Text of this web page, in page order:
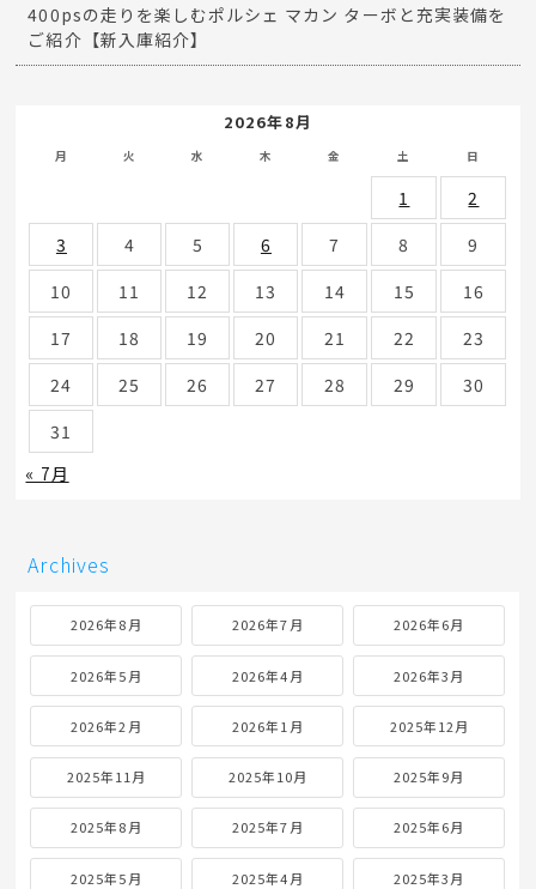
400psの走りを楽しむポルシェ マカン ターボと充実装備を
ご紹介【新入庫紹介】
2026年8月
月 火 水 木 金 土 日
1
2
3
4 5 6 7 8
9
10
11 12 13 14 15
16
17
18 19 20 21 22
23
24
25 26 27 28 29
30
31
« 7月
Archives
2026年8月 2026年7月 2026年6月
2026年5月 2026年4月 2026年3月
2026年2月 2026年1月 2025年12月
2025年11月 2025年10月 2025年9月
2025年8月 2025年7月 2025年6月
2025年5月 2025年4月 2025年3月